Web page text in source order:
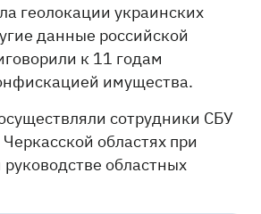
геолокации украинских
данные российской
к 11 годам
имущества.
сотрудники СБУ
областях при
областных